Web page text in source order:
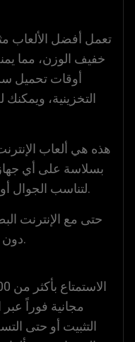
تعمل أفضل الألعاب
أوقات تحميل
التخزينية، ويمكنك
هذه هي ألعاب
بسلاسة على أي
لتناسب الجوال أو الجهاز اللوحي أو سطح المكتب.
حتى مع الإنترنت
دون الحاجة إلى تنزيل، ودون انقطاع.
مجانية فوراً
التثبيت أو حتى